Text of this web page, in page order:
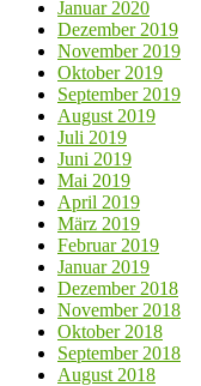
Januar 2020
Dezember 2019
November 2019
Oktober 2019
September 2019
August 2019
Juli 2019
Juni 2019
Mai 2019
April 2019
März 2019
Februar 2019
Januar 2019
Dezember 2018
November 2018
Oktober 2018
September 2018
August 2018